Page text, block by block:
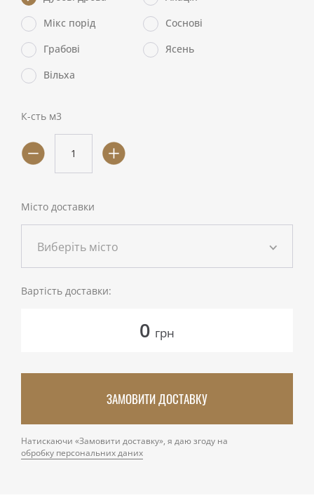
Мікс порід
Соснові
Грабові
Ясень
Вільха
К-сть м3
Місто доставки
Виберіть місто
Вартість доставки:
0 грн
ЗАМОВИТИ ДОСТАВКУ
Натискаючи «Замовити доставку», я даю згоду на
обробку персональних даних